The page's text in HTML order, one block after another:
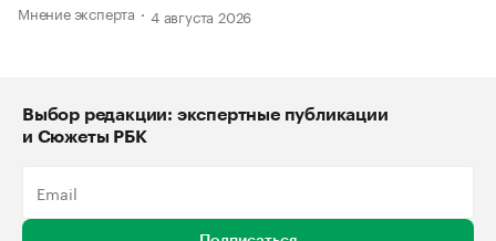
Мнение эксперта
4 августа 2026
Выбор редакции: экспертные публикации
и Сюжеты РБК